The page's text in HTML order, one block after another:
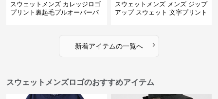
スウェットメンズ カレッジロゴ
プリント裏起毛プルオーバーパ
スウェットメンズ メンズ ジップ
アップ スウェット 文字プリント
新着アイテムの一覧へ ›
スウェットメンズロゴのおすすめアイテム